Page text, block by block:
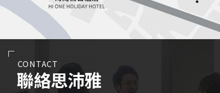
CONTACT
聯絡思沛雅